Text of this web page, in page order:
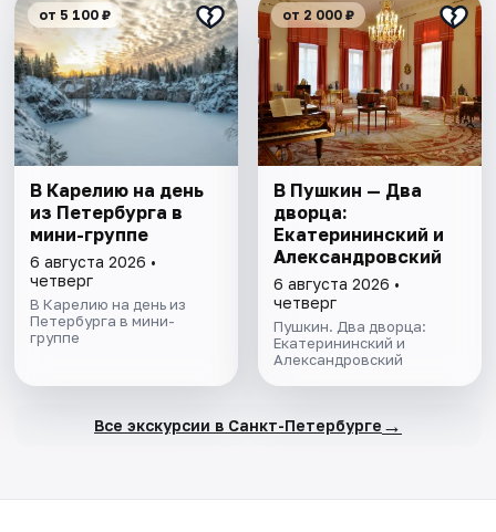
от 5 100 ₽
В Карелию на день
из Петербурга в
мини-группе
6 августа 2026 •
четверг
В Карелию на день из
Петербурга в мини-
группе
от 2 000 ₽
В Пушкин — Два
дворца:
Екатерининский и
Александровский
6 августа 2026 •
четверг
Пушкин. Два дворца:
Екатерининский и
Александровский
Все экскурсии в Санкт-Петербурге →